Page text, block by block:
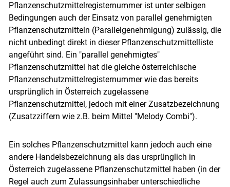
Pflanzenschutzmittelregisternummer ist unter selbigen
Bedingungen auch der Einsatz von parallel genehmigten
Pflanzenschutzmitteln (Parallelgenehmigung) zulässig, die
nicht unbedingt direkt in dieser Pflanzenschutzmittelliste
angeführt sind. Ein "parallel genehmigtes"
Pflanzenschutzmittel hat die gleiche österreichische
Pflanzenschutzmittelregisternummer wie das bereits
ursprünglich in Österreich zugelassene
Pflanzenschutzmittel, jedoch mit einer Zusatzbezeichnung
(Zusatzziffern wie z.B. beim Mittel "Melody Combi").
Ein solches Pflanzenschutzmittel kann jedoch auch eine
andere Handelsbezeichnung als das ursprünglich in
Österreich zugelassene Pflanzenschutzmittel haben (in der
Regel auch zum Zulassungsinhaber unterschiedliche